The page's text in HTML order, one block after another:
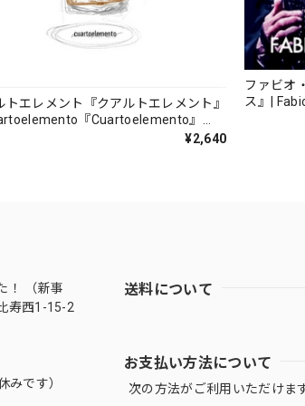
トエレメント『クアルトエレメント』
『Cuartoelemento』
¥2,640
ファビオ
ス』|
！ （新事
寿西1-15-2
みです）
送料について
お支払い方法について
次の方法がご利用いただけます